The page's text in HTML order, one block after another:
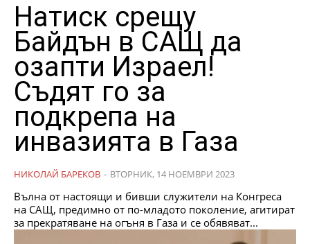
Натиск срещу
Байдън в САЩ да
озапти Израел!
Съдят го за
подкрепа на
инвазията в Газа
НИКОЛАЙ БАРЕКОВ - ВТОРНИК, 14 НОЕМВРИ 2023
Вълна от настоящи и бивши служители на Конгреса
на САЩ, предимно от по-младото поколение, агитират
за прекратяване на огъня в Газа и се обявяват...